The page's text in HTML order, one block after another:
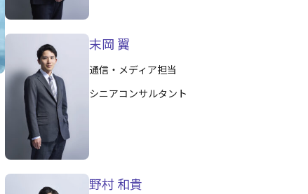
末岡 翼
通信・メディア担当
シニアコンサルタント
野村 和貴